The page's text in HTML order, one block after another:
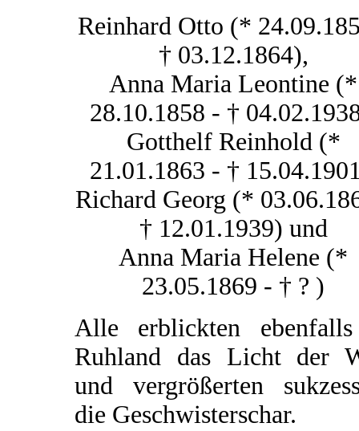
Reinhard Otto (*
† 03.12.1864),
Anna Maria Leontine (*
28.10.1858 - †
Gotthelf Reinhold (*
21.01.1863 - †
Richard Georg (*
† 12.01.1939) und
Anna Maria Helene (*
23.05.1869 - † ? )
Alle erblickten
Ruhland das Licht der
und vergrößerten
die Geschwisterschar.